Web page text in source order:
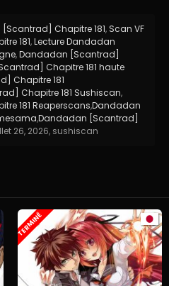
Chapitre 181, Scan VF
181,Lecture Dandadan
,Dandadan [Scantrad]
Chapitre 181 haute
Chapitre 181
Chapitre 181 Sushiscan,
181 Reaperscans,Dandadan
,Dandadan [Scantrad]
26, 2026, sushiscan
TERMINÉ